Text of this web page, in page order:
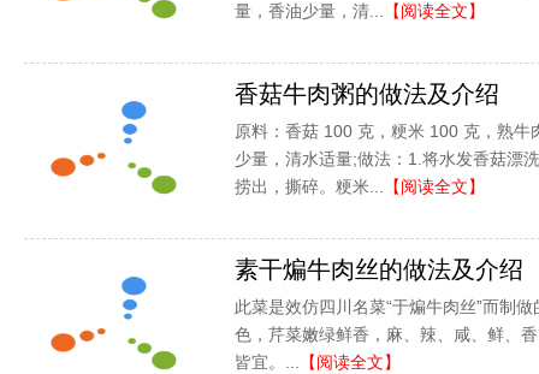
量，香油少量，清...
【阅读全文】
香菇牛肉粥的做法及介绍
原料：香菇 100 克，粳米 100 克，熟
少量，清水适量;做法：1.将水发香菇漂
捞出，撕碎。粳米...
【阅读全文】
素干煸牛肉丝的做法及介绍
此菜是效仿四川名菜“于煸牛肉丝”而制
色，芹菜嫩绿鲜香，麻、辣、咸、鲜、
皆宜。...
【阅读全文】